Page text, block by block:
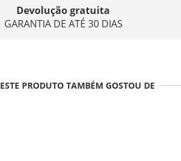
Devolução gratuita
GARANTIA DE ATÉ 30 DIAS
PRODUTO TAMBÉM GOSTOU DE